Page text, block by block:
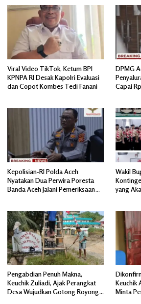
Viral Video TikTok, Ketum BPI
KPNPA RI Desak Kapolri Evaluasi
dan Copot Kombes Tedi Fanani
DPMG
Capai
Kepolisian-RI Polda Aceh
Nyatakan Dua Perwira Poresta
Banda Aceh Jalani Pemeriksaan
Wakil
yang
Pengabdian Penuh Makna,
Keuchik Zuliadi, Ajak Perangkat
Desa Wujudkan Gotong Royong,
Keuchik
Minta